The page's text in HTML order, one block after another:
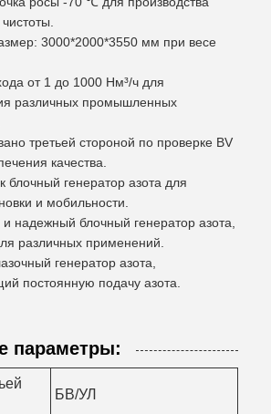
3000*2000*3550 мм при весе
от 1 до 1000 Нм³/ч для
различных промышленных
третьей стороной по проверке BV
качества.
блочный генератор азота для
и мобильности.
надежный блочный генератор азота,
различных применений.
генератор азота,
постоянную подачу азота.
параметры:
БВ/УЛ